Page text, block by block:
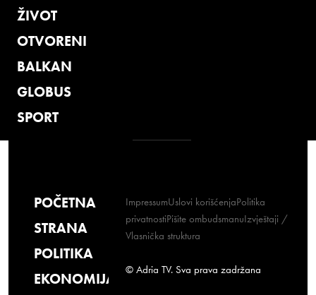
ŽIVOT
OTVORENI
BALKAN
GLOBUS
SPORT
POČETNA
STRANA
POLITIKA
EKONOMIJA
ImpressumUslovi korišćenjaPolitika
privatnostiPišite ombudsmanuIzvještaji /
Vlasnička struktura
© Adria TV. Sva prava zadržana